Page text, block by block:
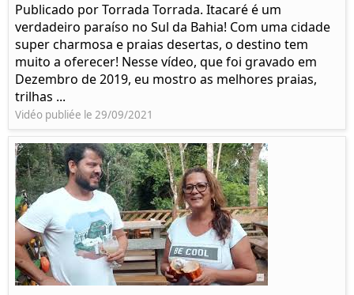
Publicado por Torrada Torrada. Itacaré é um
verdadeiro paraíso no Sul da Bahia! Com uma cidade
super charmosa e praias desertas, o destino tem
muito a oferecer! Nesse vídeo, que foi gravado em
Dezembro de 2019, eu mostro as melhores praias,
trilhas ...
Vidéo publiée le 29/09/2021